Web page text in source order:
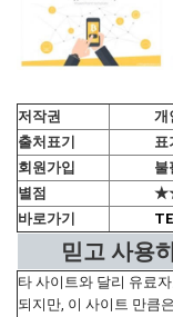
저작권
개
출처표기
표
회원가입
불
별점
바로가기
믿고 사용
타 사이트와 달리 유료
되지만, 이 사이트 만큼